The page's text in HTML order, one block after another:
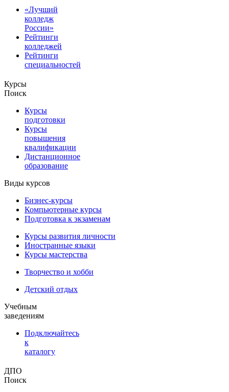
«Лучший
колледж
России»
Рейтинги
колледжей
Рейтинги
специальностей
Курсы
Поиск
Курсы
подготовки
Курсы
повышения
квалификации
Дистанционное
образование
Виды курсов
Бизнес-курсы
Компьютерные курсы
Подготовка к экзаменам
Курсы развития личности
Иностранные языки
Курсы мастерства
Творчество и хобби
Детский отдых
Учебным
заведениям
Подключайтесь
к
каталогу
ДПО
Поиск